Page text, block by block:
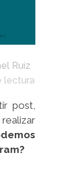
Ruiz
lectura
post,